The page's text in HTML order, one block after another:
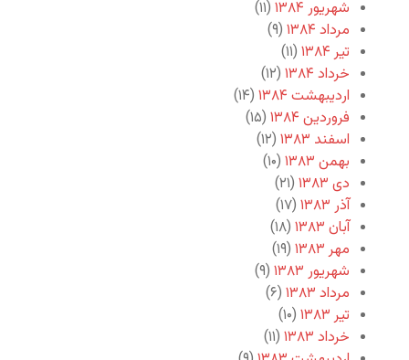
شهریور ۱۳۸۴
(۱۱)
مرداد ۱۳۸۴
(۹)
تیر ۱۳۸۴
(۱۱)
خرداد ۱۳۸۴
(۱۲)
اردیبهشت ۱۳۸۴
(۱۴)
فروردین ۱۳۸۴
(۱۵)
اسفند ۱۳۸۳
(۱۲)
بهمن ۱۳۸۳
(۱۰)
دی ۱۳۸۳
(۲۱)
آذر ۱۳۸۳
(۱۷)
آبان ۱۳۸۳
(۱۸)
مهر ۱۳۸۳
(۱۹)
شهریور ۱۳۸۳
(۹)
مرداد ۱۳۸۳
(۶)
تیر ۱۳۸۳
(۱۰)
خرداد ۱۳۸۳
(۱۱)